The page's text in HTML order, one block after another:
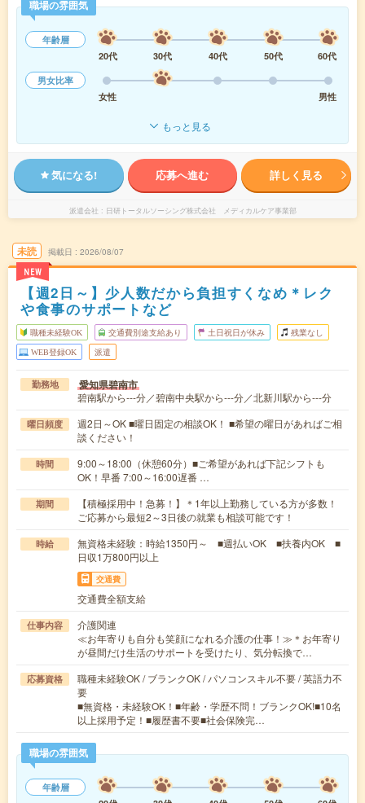
職場の雰囲気
年齢層
20代
30代 40代 50代
60代
男女比率
女性
男性
もっと見る
気になる! 応募へ進む 詳しく見る
派遣会社 日研トータルソーシング株式会社 メディカルケア事業部
未読
NEW
掲載日 2026/08/07
【週2日～】少人数だから負担すくなめ＊レク
や食事のサポートなど
職種未経験OK 交通費別途支給あり 土日祝日が休み 残業なし
WEB登録OK 派遣
勤務地 愛知県碧南市
碧南駅から---分／碧南中央駅から---分／北新川駅から---分
曜日頻度
週2日～OK ■曜日固定の相談OK！ ■希望の曜日があればご相
談ください！
時間
9:00～18:00（休憩60分）■ご希望があれば下記シフトも
OK！早番 7:00～16:00遅番 …
期間
【積極採用中！急募！】＊1年以上勤務している方が多数！
ご応募から最短2～3日後の就業も相談可能です！
時給
無資格未経験：時給1350円～ ■週払いOK ■扶養内OK ■
日収1万800円以上
交通費
交通費全額支給
仕事内容
介護関連
≪お年寄りも自分も笑顔になれる介護の仕事！≫＊お年寄り
が昼間だけ生活のサポートを受けたり、気分転換で…
応募資格
職種未経験OK / ブランクOK / パソコンスキル不要 / 英語力不
要
■無資格・未経験OK！■年齢・学歴不問！ブランクOK!■10名
以上採用予定！■履歴書不要■社会保険完…
職場の雰囲気
年齢層